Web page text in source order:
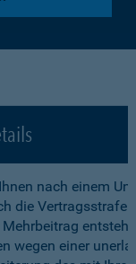
nach einem
die Vertragsstrafe
Mehrbeitrag
wegen einer